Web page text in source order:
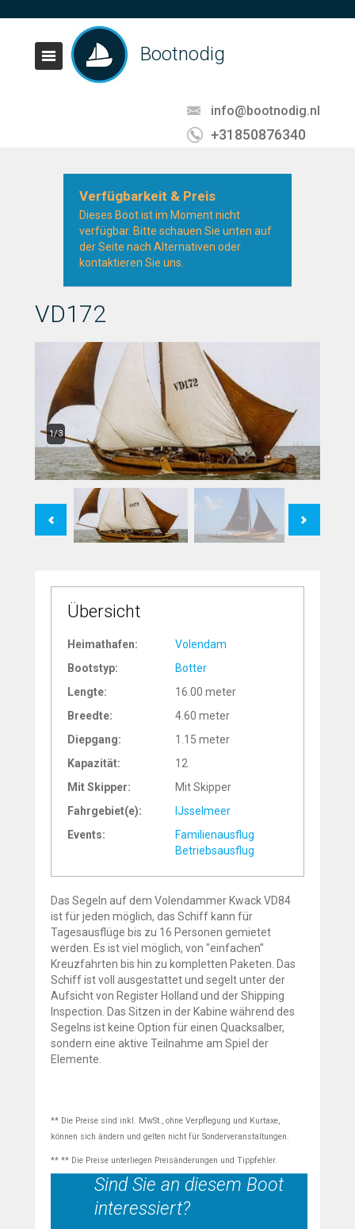
Bootnodig
info@bootnodig.nl
+31850876340
Verfügbarkeit & Preis
Dieses Boot ist im Moment nicht
verfügbar. Bitte schauen Sie unten auf
der Seite nach Alternativen oder
kontaktieren Sie uns.
VD172
1/3
Übersicht
Heimathafen:
Volendam
Bootstyp:
Botter
Lengte:
16.00 meter
Breedte:
4.60 meter
Diepgang:
1.15 meter
Kapazität:
12
Mit Skipper:
Mit Skipper
Fahrgebiet(e):
IJsselmeer
Events:
Familienausflug
Betriebsausflug
Das Segeln auf dem Volendammer Kwack VD84
ist für jeden möglich, das Schiff kann für
Tagesausflüge bis zu 16 Personen gemietet
werden. Es ist viel möglich, von "einfachen"
Kreuzfahrten bis hin zu kompletten Paketen. Das
Schiff ist voll ausgestattet und segelt unter der
Aufsicht von Register Holland und der Shipping
Inspection. Das Sitzen in der Kabine während des
Segelns ist keine Option für einen Quacksalber,
sondern eine aktive Teilnahme am Spiel der
Elemente.
** Die Preise sind inkl. MwSt., ohne Verpflegung und Kurtaxe,
können sich ändern und gelten nicht für Sonderveranstaltungen.
** ** Die Preise unterliegen Preisänderungen und Tippfehler.
Sind Sie an diesem Boot
interessiert?